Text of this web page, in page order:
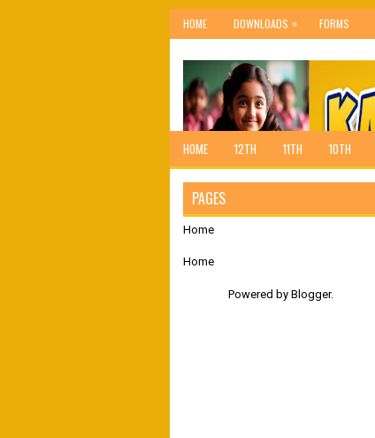
HOME DOWNLOADS » FORMS
HOME 12TH 11TH 10TH
PAGES
Home
Home
Powered by Blogger.